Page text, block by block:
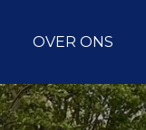
OVER ONS